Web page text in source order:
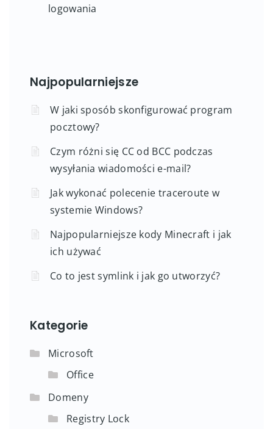
logowania
Najpopularniejsze
W jaki sposób skonfigurować program
pocztowy?
Czym różni się CC od BCC podczas
wysyłania wiadomości e-mail?
Jak wykonać polecenie traceroute w
systemie Windows?
Najpopularniejsze kody Minecraft i jak
ich używać
Co to jest symlink i jak go utworzyć?
Kategorie
Microsoft
Office
Domeny
Registry Lock